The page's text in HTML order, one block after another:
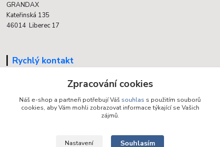
GRANDAX
Kateřinská 135
46014 Liberec 17
Rychlý kontakt
info@grandax.cz
Zpracování cookies
Náš e-shop a partneři potřebují Váš souhlas s použitím souborů
cookies, aby Vám mohli zobrazovat informace týkající se Vašich
zájmů.
Nastavení Souhlasím